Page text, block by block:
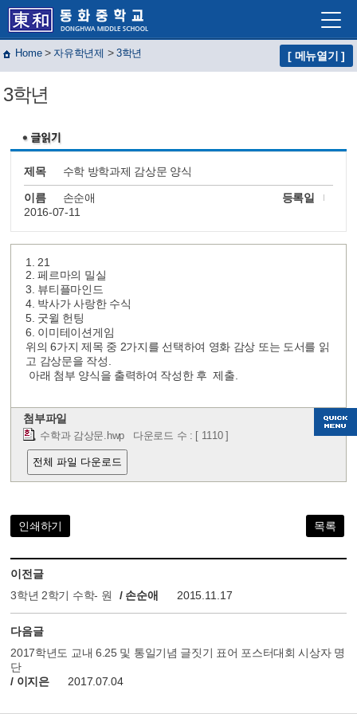
학교혁신
Home> 자유학년제 > 3학년 [ 메뉴열기 ]
3학년
제목 수학 방학과제 감상문 양식
이름 손순애
등록일
2016-07-11
1. 21
2. 페르마의 밀실
3. 뷰티플마인드
4. 박사가 사랑한 수식
5. 굿윌 헌팅
6. 이미테이션게임
위의 6가지 제목 중 2가지를 선택하여 영화 감상 또는 도서를 읽
고 감상문을 작성.
아래 첨부 양식을 출력하여 작성한 후 제출.
첨부파일
수학과 감상문.hwp다운로드 수 : [ 1110 ]
전체 파일 다운로드
인쇄하기 목록
이전글
3학년 2학기 수학- 원
/ 손순애 2015.11.17
다음글
2017학년도 교내 6.25 및 통일기념 글짓기 표어 포스터대회 시상자 명
단
/ 이지은
2017.07.04